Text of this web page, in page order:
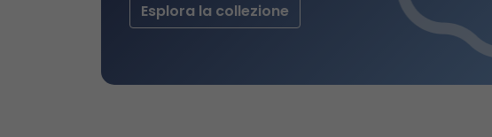
Esplora la collezione